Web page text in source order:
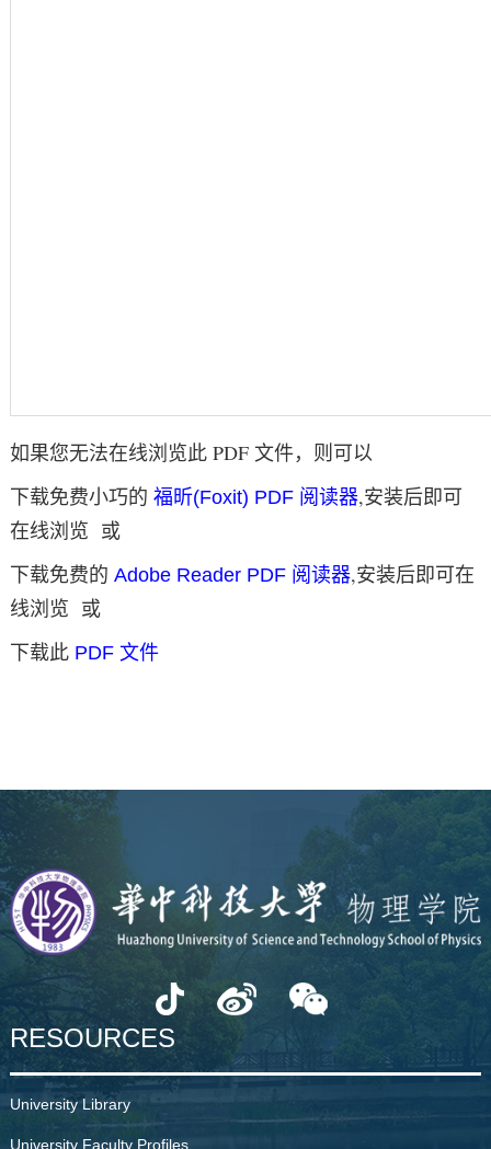
如果您无法在线浏览此 PDF 文件，则可以
下载免费小巧的 福昕(Foxit) PDF 阅读器,安装后即可
在线浏览 或
下载免费的 Adobe Reader PDF 阅读器,安装后即可在
线浏览 或
下载此 PDF 文件
RESOURCES
University Library
University Faculty Profiles